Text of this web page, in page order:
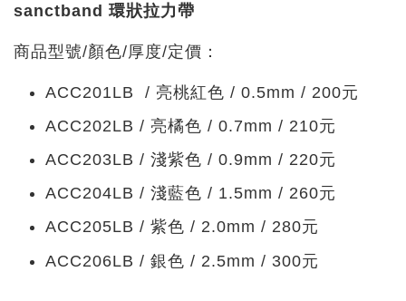
sanctband 環狀拉力帶
商品型號/顏色/厚度/定價：
ACC201LB / 亮桃紅色 / 0.5mm / 200元
ACC202LB / 亮橘色 / 0.7mm / 210元
ACC203LB / 淺紫色 / 0.9mm / 220元
ACC204LB / 淺藍色 / 1.5mm / 260元
ACC205LB / 紫色 / 2.0mm / 280元
ACC206LB / 銀色 / 2.5mm / 300元